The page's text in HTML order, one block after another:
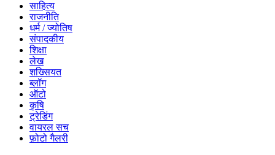
साहित्य
राजनीति
धर्म / ज्योतिष
संपादकीय
शिक्षा
लेख
शख्सियत
ब्लॉग
ऑटो
कृषि
ट्रेडिंग
वायरल सच
फ़ोटो गैलरी